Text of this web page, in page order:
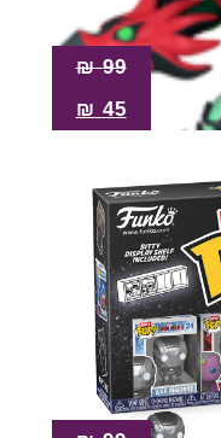
99
₪
45
₪